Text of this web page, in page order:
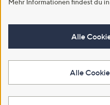
Mehr Informationen findest du
Alle
Alle